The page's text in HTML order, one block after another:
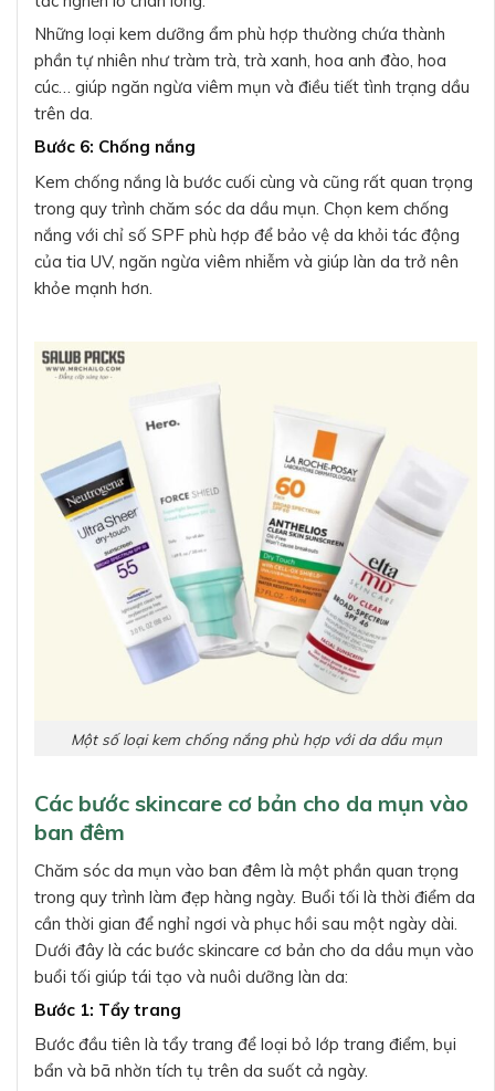
Những loại kem dưỡng ẩm phù hợp thường chứa thành
phần tự nhiên như tràm trà, trà xanh, hoa anh đào, hoa
cúc… giúp ngăn ngừa viêm mụn và điều tiết tình trạng dầu
trên da.
Bước 6: Chống nắng
Kem chống nắng là bước cuối cùng và cũng rất quan trọng
trong quy trình chăm sóc da dầu mụn. Chọn kem chống
nắng với chỉ số SPF phù hợp để bảo vệ da khỏi tác động
của tia UV, ngăn ngừa viêm nhiễm và giúp làn da trở nên
khỏe mạnh hơn.
Một số loại kem chống nắng phù hợp với da dầu mụn
Các bước skincare cơ bản cho da mụn vào
ban đêm
Chăm sóc da mụn vào ban đêm là một phần quan trọng
trong quy trình làm đẹp hàng ngày. Buổi tối là thời điểm da
cần thời gian để nghỉ ngơi và phục hồi sau một ngày dài.
Dưới đây là các bước skincare cơ bản cho da dầu mụn vào
buổi tối giúp tái tạo và nuôi dưỡng làn da:
Bước 1: Tẩy trang
Bước đầu tiên là tẩy trang để loại bỏ lớp trang điểm, bụi
bẩn và bã nhờn tích tụ trên da suốt cả ngày.